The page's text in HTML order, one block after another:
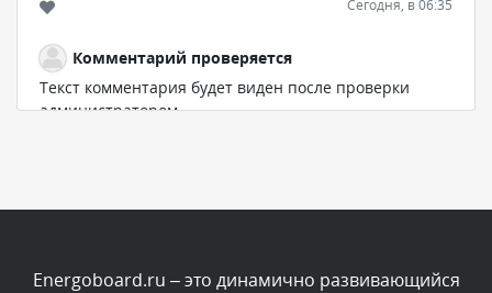
Сегодня, в 06:35
Комментарий проверяется
Текст комментария будет виден после проверки
администратором.
Energoboard.ru – это динамично развивающийся